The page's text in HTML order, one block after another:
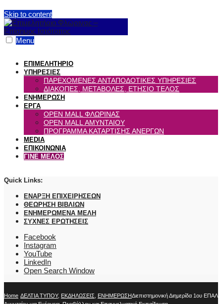
Skip to content
Menu
ΕΠΙΜΕΛΗΤΗΡΙΟ
ΥΠΗΡΕΣΙΕΣ
ΠΑΡΕΧΟΜΕΝΕΣ ΑΝΤΑΠΟΔΟΤΙΚΕΣ ΥΠΗΡΕΣΙΕΣ
ΔΙΑΚΟΠΕΣ, ΜΕΤΑΒΟΛΕΣ, ΕΤΗΣΙΟ ΤΕΛΟΣ
ΕΝΗΜΕΡΩΣΗ
ΕΡΓΑ
OPEN MALL ΦΛΩΡΙΝΑΣ
OPEN MALL ΑΜΥΝΤΑΙΟΥ
ΠΡΟΓΡΑΜΜΑ ΚΑΤΑΡΤΙΣΗΣ ΑΝΕΡΓΩΝ
MEDIA
ΕΠΙΚΟΙΝΩΝΙΑ
ΓΙΝΕ ΜΕΛΟΣ
Quick Links:
ΕΝΑΡΞΗ ΕΠΙΧΕΙΡΗΣΕΩΝ
ΘΕΩΡΗΣΗ ΒΙΒΛΙΩΝ
ΕΝΗΜΕΡΩΜΕΝΑ ΜΕΛΗ
ΣΥΧΝΕΣ ΕΡΩΤΗΣΕΙΣ
Facebook
Instagram
YouTube
LinkedIn
Open Search Window
Home ΔΕΛΤΙΑ ΤΥΠΟΥ, ΕΚΔΗΛΩΣΕΙΣ ΕΝΗΜΕΡΩΣΗΔιεπιστημονική Διημερίδα 1ου ΕΠΑΛ